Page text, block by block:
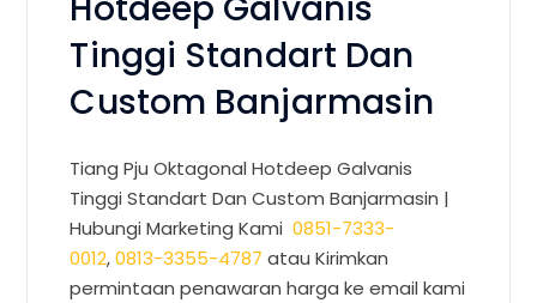
Tinggi Standart Dan
Custom Banjarmasin
Tiang Pju Oktagonal Hotdeep Galvanis
Tinggi Standart Dan Custom Banjarmasin |
Hubungi Marketing Kami0851-7333-
0012,0813-3355-4787 atau Kirimkan
permintaan penawaran harga ke email kami